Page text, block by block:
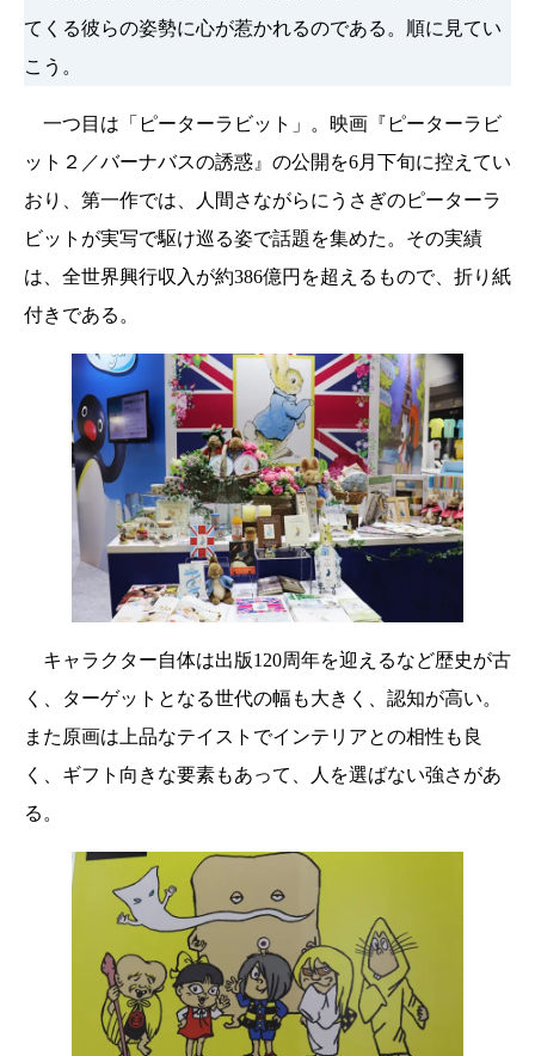
てくる彼らの姿勢に心が惹かれるのである。順に見てい
こう。
一つ目は「ピーターラビット」。映画『ピーターラビ
ット２／バーナバスの誘惑』の公開を6月下旬に控えてい
おり、第一作では、人間さながらにうさぎのピーターラ
ビットが実写で駆け巡る姿で話題を集めた。その実績
は、全世界興行収入が約386億円を超えるもので、折り紙
付きである。
キャラクター自体は出版120周年を迎えるなど歴史が古
く、ターゲットとなる世代の幅も大きく、認知が高い。
また原画は上品なテイストでインテリアとの相性も良
く、ギフト向きな要素もあって、人を選ばない強さがあ
る。